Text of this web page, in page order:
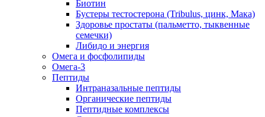
Биотин
Бустеры тестостерона (Tribulus, цинк, Мака)
Здоровье простаты (пальметто, тыквенные
семечки)
Либидо и энергия
Омега и фосфолипиды
Омега-3
Пептиды
Интраназальные пептиды
Органические пептиды
Пептидные комплексы